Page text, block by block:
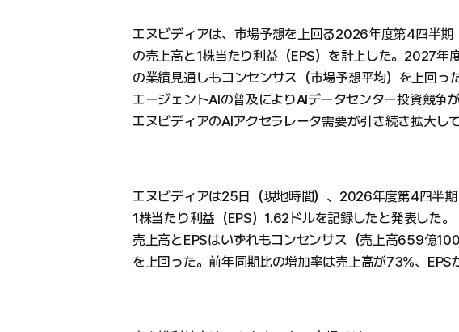
エヌビディアは、市場予想を上回る2026年度第4四半期
の売上高と1株当たり利益（EPS）を計上した。2027年
の業績見通しもコンセンサス（市場予想平均）を上回った
エージェントAIの普及によりAIデータセンター投資競争が
エヌビディアのAIアクセラレータ需要が引き続き拡大し
エヌビディアは25日（現地時間）、2026年度第4四半
1株当たり利益（EPS）1.62ドルを記録したと発表した。
売上高とEPSはいずれもコンセンサス（売上高659億
を上回った。前年同期比の増加率は売上高が73%、EPS